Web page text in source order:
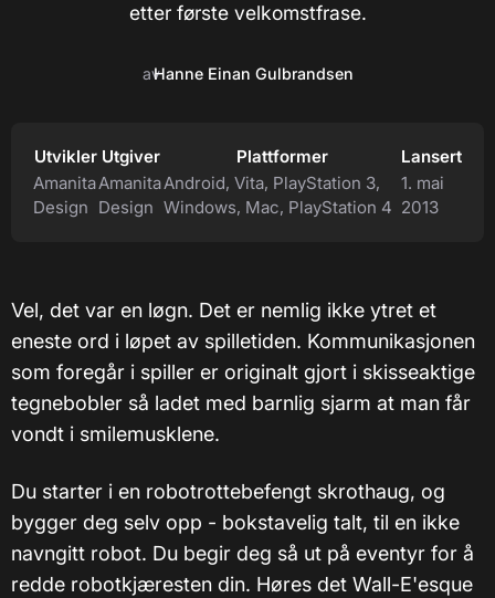
etter første velkomstfrase.
avHanne Einan Gulbrandsen
Utvikler
Amanita
Design
Utgiver
Amanita
Design
Plattformer
Android, Vita, PlayStation 3,
Windows, Mac, PlayStation 4
Lansert
1. mai
2013
Vel, det var en løgn. Det er nemlig ikke ytret et
eneste ord i løpet av spilletiden. Kommunikasjonen
som foregår i spiller er originalt gjort i skisseaktige
tegnebobler så ladet med barnlig sjarm at man får
vondt i smilemusklene.
Du starter i en robotrottebefengt skrothaug, og
bygger deg selv opp - bokstavelig talt, til en ikke
navngitt robot. Du begir deg så ut på eventyr for å
redde robotkjæresten din. Høres det Wall-E'esque